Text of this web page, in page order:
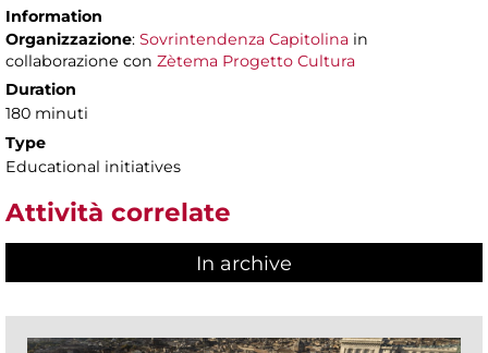
Information
Organizzazione: Sovrintendenza Capitolina in
collaborazione con Zètema Progetto Cultura
Duration
180 minuti
Type
Educational initiatives
Attività correlate
In archive